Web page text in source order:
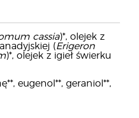
cassia)*, olejek z
(Erigeron
)*, olejek z igieł świerku
eugenol**, geraniol**,